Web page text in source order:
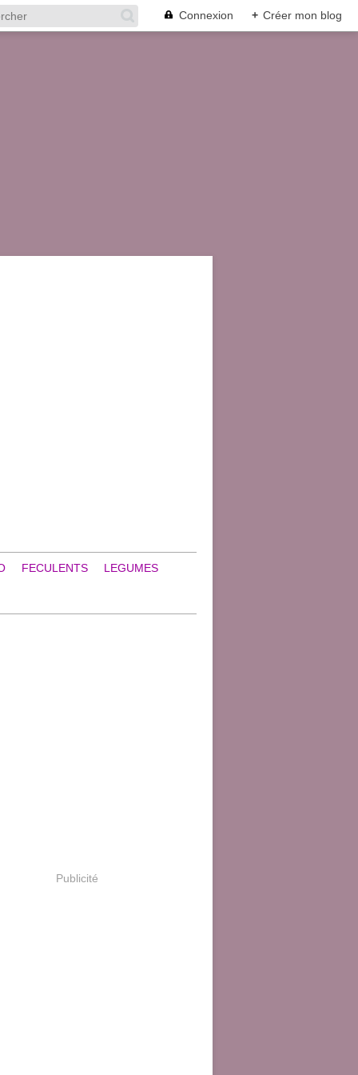
Connexion + Créer mon blog
FECULENTS LEGUMES
Publicité